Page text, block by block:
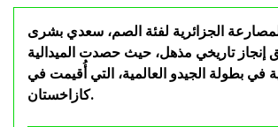
الجزائرية لفئة الصم، سعدي بشرى
إنجاز تاريخي مذهل، حيث حصدت الميدالية
في بطولة الجيدو العالمية، التي أُقيمت في
كازاخستان.